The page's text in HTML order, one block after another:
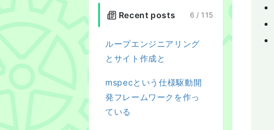
Recent posts 6 /115
ループエンジニアリング
とサイト作成と
mspecという仕様駆動開
発フレームワークを作っ
ている